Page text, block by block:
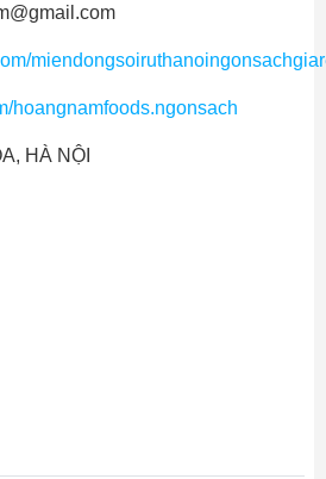
hoangnamfoods.ngonsach
HÀ NỘI